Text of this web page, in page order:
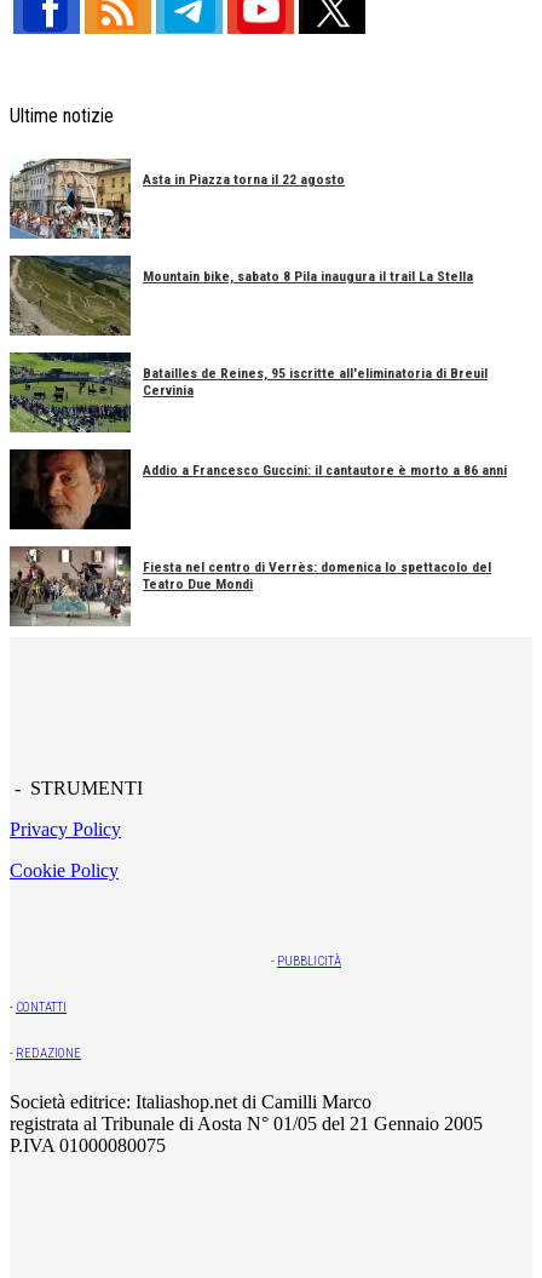
Ultime notizie
Asta in Piazza torna il 22 agosto
Mountain bike, sabato 8 Pila inaugura il trail La Stella
Batailles de Reines, 95 iscritte all'eliminatoria di Breuil
Cervinia
Addio a Francesco Guccini: il cantautore è morto a 86 anni
Fiesta nel centro di Verrès: domenica lo spettacolo del
Teatro Due Mondi
- STRUMENTI
Privacy Policy
Cookie Policy
- PUBBLICITÀ
- CONTATTI
- REDAZIONE
Società editrice: Italiashop.net di Camilli Marco
registrata al Tribunale di Aosta N° 01/05 del 21 Gennaio 2005
P.IVA 01000080075